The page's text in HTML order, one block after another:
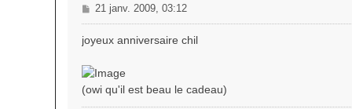
M
e
s
a
g
e
21 janv. 2009, 03:12
joyeux anniversaire chil
(owi qu'il est beau le cadeau)